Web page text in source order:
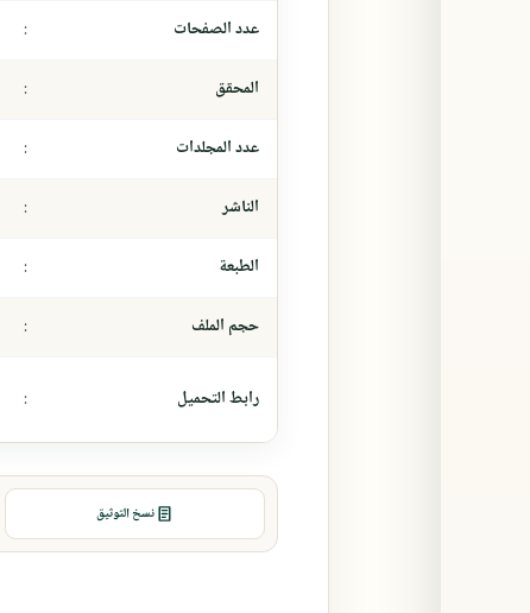
عدد الصفحات :
المحقق :
عدد المجلدات :
الناشر :
الطبعة :
حجم الملف :
رابط التحميل :
نسخ التوثيق